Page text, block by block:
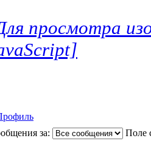
просмотра
за:
Поле